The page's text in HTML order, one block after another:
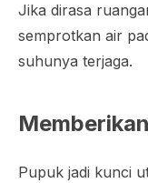
Jika dirasa
semprotkan air
suhunya terjaga.
Pupuk jadi kunci